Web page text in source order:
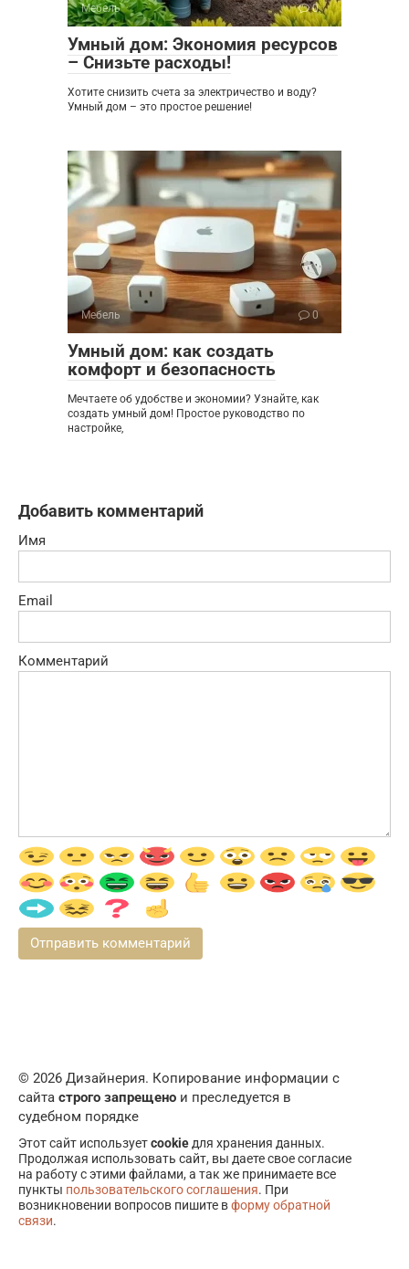
Мебель 0
Умный дом: Экономия ресурсов
– Снизьте расходы!
Хотите снизить счета за электричество и воду?
Умный дом – это простое решение!
Мебель 0
Умный дом: как создать
комфорт и безопасность
Мечтаете об удобстве и экономии? Узнайте, как
создать умный дом! Простое руководство по
настройке,
Добавить комментарий
Имя
Email
Комментарий
© 2026 Дизайнерия. Копирование информации с
сайта строго запрещено и преследуется в
судебном порядке
Этот сайт используетcookieдля хранения данных.
Продолжая использовать сайт, вы даете свое согласие
на работу с этими файлами, а так же принимаете все
пункты пользовательского соглашения. При
возникновении вопросов пишите вформу обратной
связи.